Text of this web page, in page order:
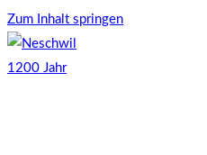
Zum Inhalt springen